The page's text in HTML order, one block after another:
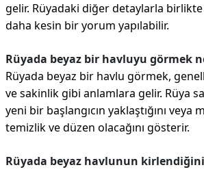
gelir. Rüyadaki diğer detaylarla
daha kesin bir yorum yapılabilir.
Rüyada beyaz bir havluyu görmek
Rüyada beyaz bir havlu görmek,
ve sakinlik gibi anlamlara gelir. Rüya
yeni bir başlangıcın yaklaştığını
temizlik ve düzen olacağını gösterir.
Rüyada beyaz havlunun